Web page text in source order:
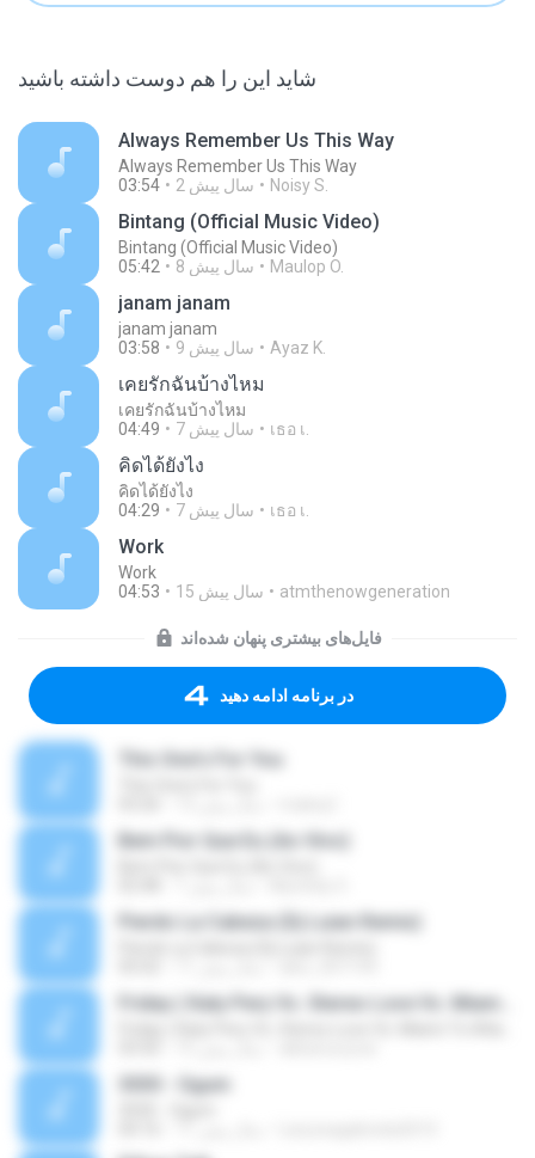
شاید این را هم دوست داشته باشید
Always Remember Us This Way
Always Remember Us This Way
03:54
2 سال پیش Noisy S.
Bintang (Official Music Video)
Bintang (Official Music Video)
05:42
8 سال پیش Maulop O.
janam janam
janam janam
03:58
9 سال پیش Ayaz K.
เคยรักฉันบ้างไหม
เคยรักฉันบ้างไหม
04:49
7 سال پیش เธอ เ.
คิดได้ยังไง
คิดได้ยังไง
04:29
7 سال پیش เธอ เ.
Work
Work
04:53
15 سال پیش atmthenowgeneration
فایل‌های بیشتری پنهان شده‌اند
در برنامه ادامه دهید
This One's For You
Bem Pior Que Eu (Ao Vivo)
Pierdo La Cabeza (Dj Luian Remix)
3030 - Ogum